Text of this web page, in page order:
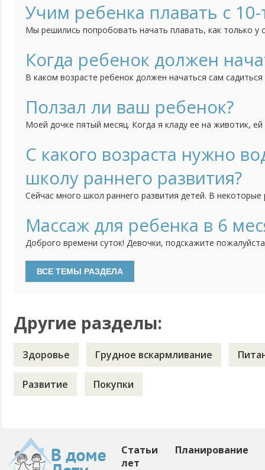
Учим ребенка плавать с
Мы решились попробовать начать плавать, как только у
недель от роду, отлично умеют плавать и даже
поддерживая под затылочек или под...
Когда ребенок должен
В каком возрасте ребенок должен начаться сам
Ползал ли ваш ребенок?
Моей дочке пятый месяц. Когда я кладу ее на животик,
пытается упираться на ножки и как бы пытается встать.
ползает растет более крепким. А ползали...
С какого возраста нужно
школу раннего развития?
Сейчас много школ раннего развития детей. В
возраста лучше начинать, каким должно быть
выборе занятий, приносят ли такие занятия...
Массаж для ребенка в 6
Доброго времени суток! Девочки, подскажите
упражнения с малышом в 6 месяцев, как долго, и
лучше выбрать для массажа, используете...
Другие разделы:
Здоровье Грудное вскармливание
Развитие Покупки
Статьи
Планирование
лет